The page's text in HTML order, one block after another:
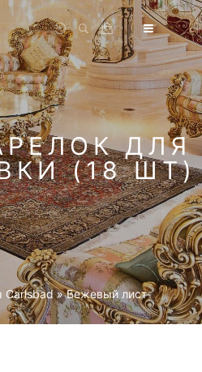
ДЛЯ
(18 ШТ)
Carlsbad »Бежевый лист